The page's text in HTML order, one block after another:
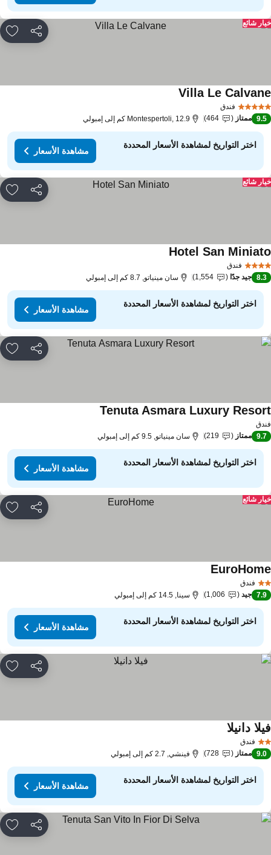
مشاركة
شائع
فندق
Villa Leمشاهدة الأسعار
9.5 ممتاز 464 Montespertoli, 12.9 كم إلى إمبولي
اختر التواريخ لمشاهدة الأسعار المحددة
مشاهدة الأسعار
مشاركة
شائع
فندق
Hotel Sanمشاهدة الأسعار
8.3 جيد جدًا 1,554 سان مينياتو, 8.7 كم إلى إمبولي
اختر التواريخ لمشاهدة الأسعار المحددة
مشاهدة الأسعار
مشاركة
Tenuta Asmara Luxuryمشاهدة الأسعار
9.7 ممتاز 219 سان مينياتو, 9.5 كم إلى إمبولي
اختر التواريخ لمشاهدة الأسعار المحددة
مشاهدة الأسعار
مشاركة
شائع
فندق
مشاهدة الأسعار
7.9 جيد 1,006 سينا, 14.5 كم إلى إمبولي
اختر التواريخ لمشاهدة الأسعار المحددة
مشاهدة الأسعار
مشاركة
فندق
دانيلامشاهدة الأسعار
9.0 ممتاز 728 فينشي, 2.7 كم إلى إمبولي
اختر التواريخ لمشاهدة الأسعار المحددة
مشاهدة الأسعار
مشاركة